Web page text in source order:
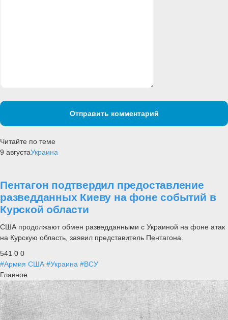
Отправить комментарий
Читайте по теме
9 августаУкраина
Пентагон подтвердил предоставление
разведданных Киеву на фоне событий в
Курской области
США продолжают обмен разведданными с Украиной на фоне атак
на Курскую область, заявил представитель Пентагона.
541 0 0
#Армия США #Украина #ВСУ
Главное